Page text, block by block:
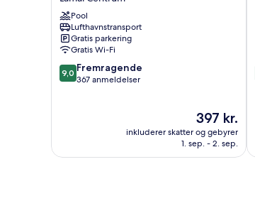
Palace
Lamai
Centrum
Pool
Lufthavnstransport
Gratis parkering
Gratis Wi-Fi
9.0
ud
9,0 Fremragende
367 anmeldelser
Prisen
er
397 kr.
397 kr.
inkluderer skatter og gebyrer
1. sep. - 2. sep.